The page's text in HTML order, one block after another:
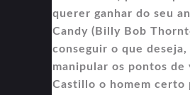
querer ganhar do seu
Candy (Billy Bob
conseguir o que deseja,
manipular os pontos
Castillo o homem certo